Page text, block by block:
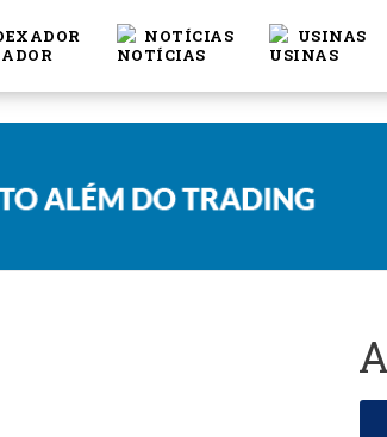
NOTÍCIAS USINAS